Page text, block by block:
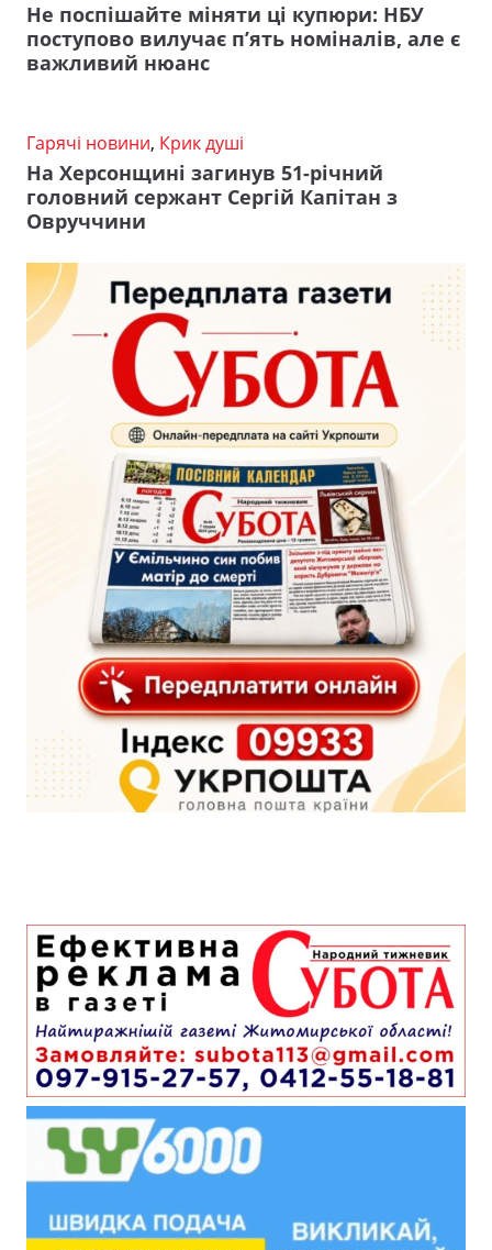
Не поспішайте міняти ці купюри: НБУ
поступово вилучає п’ять номіналів, але є
важливий нюанс
Гарячі новини, Крик душі
На Херсонщині загинув 51-річний
головний сержант Сергій Капітан з
Овруччини